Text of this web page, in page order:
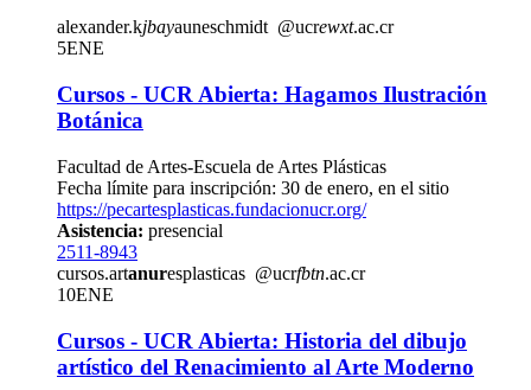
alexander.kjbayauneschmidt @ucrewxt.ac.cr
5ENE
Cursos - UCR Abierta: Hagamos Ilustración
Botánica
Facultad de Artes-Escuela de Artes Plásticas
Fecha límite para inscripción: 30 de enero, en el sitio
https://pecartesplasticas.fundacionucr.org/
Asistencia: presencial
2511-8943
cursos.artanuresplasticas @ucrfbtn.ac.cr
10ENE
Cursos - UCR Abierta: Historia del dibujo
artístico del Renacimiento al Arte Moderno